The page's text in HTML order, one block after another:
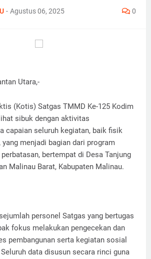
- Agustus 06, 2025 0
Utara,-
(Kotis) Satgas TMMD Ke-125 Kodim
sibuk dengan aktivitas
capaian seluruh kegiatan, baik fisik
menjadi bagian dari program
bertempat di Desa Tanjung
Malinau Barat, Kabupaten Malinau.
personel Satgas yang bertugas
fokus melakukan pengecekan dan
pembangunan serta kegiatan sosial
data disusun secara rinci guna